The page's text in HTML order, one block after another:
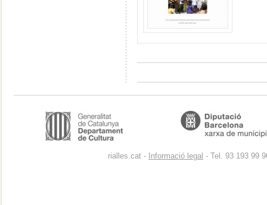
rialles.cat - Informació legal - Tel. 93 193 99